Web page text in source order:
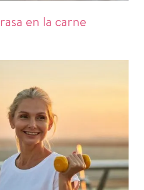
en la carne